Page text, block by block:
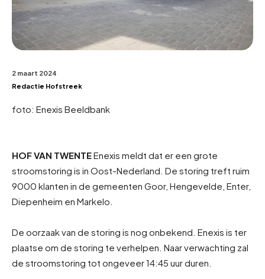
2 maart 2024
Redactie Hofstreek
foto: Enexis Beeldbank
HOF VAN TWENTEEnexis meldt dat er een grote
stroomstoring is in Oost-Nederland. De storing treft ruim
9000 klanten in de gemeenten Goor, Hengevelde, Enter,
Diepenheim en Markelo.
De oorzaak van de storing is nog onbekend. Enexis is ter
plaatse om de storing te verhelpen. Naar verwachting zal
de stroomstoring tot ongeveer 14:45 uur duren.